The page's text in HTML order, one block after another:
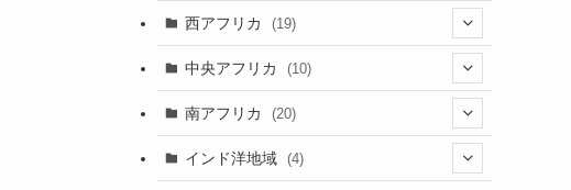
(3)
(5)
(5)
(35)
(12)
(1)
(4)
(5)
(15)
(5)
(1)
(1)
(1)
(5)
(21)
(6)
(1)
(1)
(6)
(7)
(7)
(6)
(3)
西アフリカ (19)
(1)
(1)
中央アフリカ (10)
(1)
(2)
南アフリカ (20)
(1)
インド洋地域 (4)